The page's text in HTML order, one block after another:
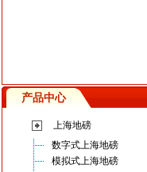
产品中心
上海地磅
数字式上海地磅
模拟式上海地磅